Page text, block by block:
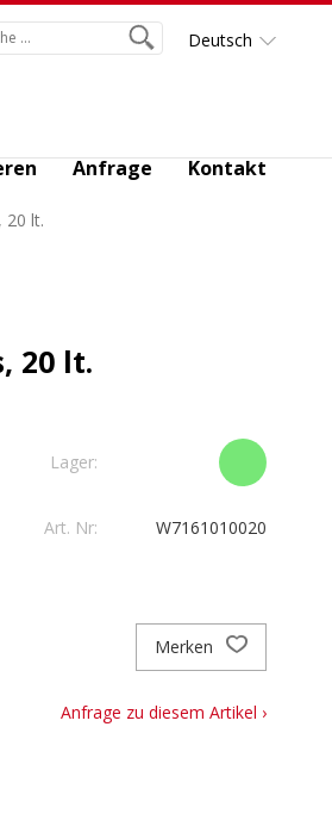
Deutsch
Anfrage Kontakt
20 lt.
20 lt.
Lager:
Art. Nr: W7161010020
Merken
Anfrage zu diesem Artikel ›